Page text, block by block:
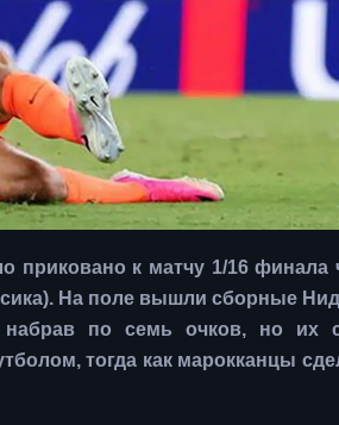
к матчу 1/16 финала
На поле вышли сборные
по семь очков, но их
тогда как марокканцы